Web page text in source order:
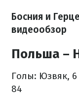
Босния и
видеообзор
Польша –
Голы: Юзвяк,
84